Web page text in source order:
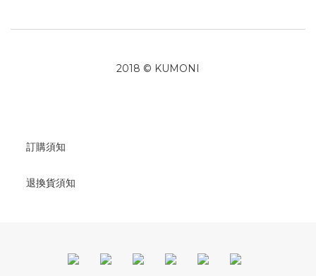
2018 © KUMONI
訂購須知
退換貨須知